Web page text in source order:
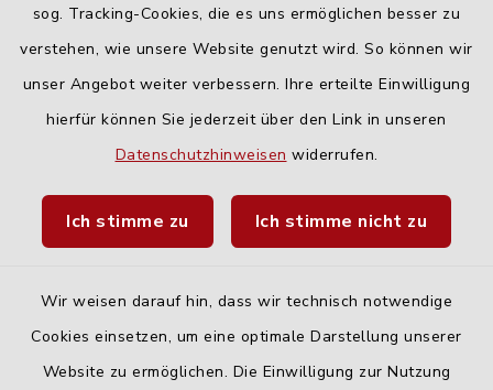
sog. Tracking-Cookies, die es uns ermöglichen besser zu
verstehen, wie unsere Website genutzt wird. So können wir
unser Angebot weiter verbessern. Ihre erteilte Einwilligung
hierfür können Sie jederzeit über den Link in unseren
Datenschutzhinweisen widerrufen.
Ich stimme zu Ich stimme nicht zu
Wir weisen darauf hin, dass wir technisch notwendige
Cookies einsetzen, um eine optimale Darstellung unserer
Website zu ermöglichen. Die Einwilligung zur Nutzung
Freitag:
geschlossen
Quicklinks
Fahrplanauskunft DING